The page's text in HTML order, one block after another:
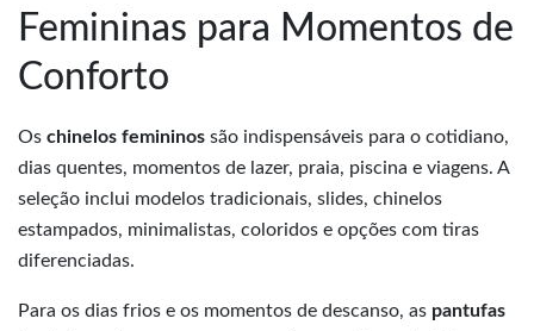
Femininas para Momentos de
Conforto
Os chinelos femininos são indispensáveis para o cotidiano,
dias quentes, momentos de lazer, praia, piscina e viagens. A
seleção inclui modelos tradicionais, slides, chinelos
estampados, minimalistas, coloridos e opções com tiras
diferenciadas.
Para os dias frios e os momentos de descanso, as pantufas